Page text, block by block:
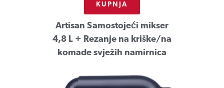
KUPNJA
Artisan Samostojeći mikser
4,8 L + Rezanje na kriške/na
komade svježih namirnica